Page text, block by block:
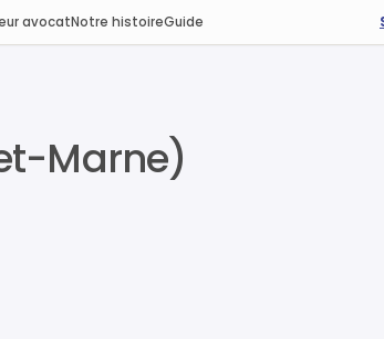
avocatNotre histoireGuide
Marne)